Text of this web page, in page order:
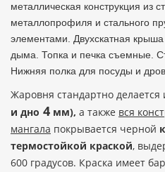
металлическая конструкция из
металлопрофиля и стального
элементами. Двухскатная
дыма. Топка и печка съемные.
Нижняя полка для посуды и
Жаровня стандартно
и дно 4 мм), а также вся
мангала покрывается черной
термостойкой краской,
600 градусов. Краска имеет